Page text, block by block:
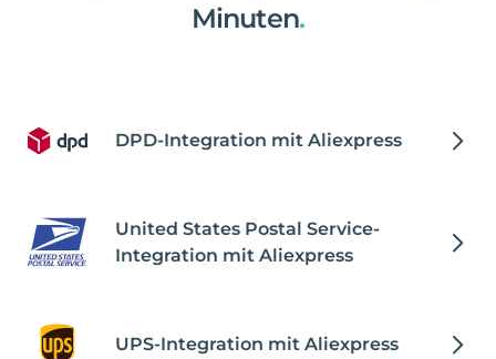
Minuten.
DPD-Integration mit Aliexpress
United States Postal Service-
Integration mit Aliexpress
UPS-Integration mit Aliexpress